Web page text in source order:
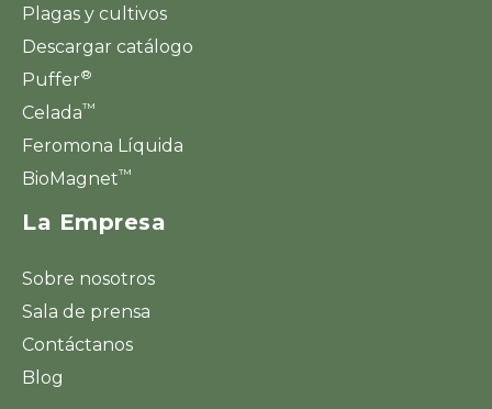
Plagas y cultivos
Descargar catálogo
Puffer®
Celada™
Feromona Líquida
BioMagnet™
La Empresa
Sobre nosotros
Sala de prensa
Contáctanos
Blog